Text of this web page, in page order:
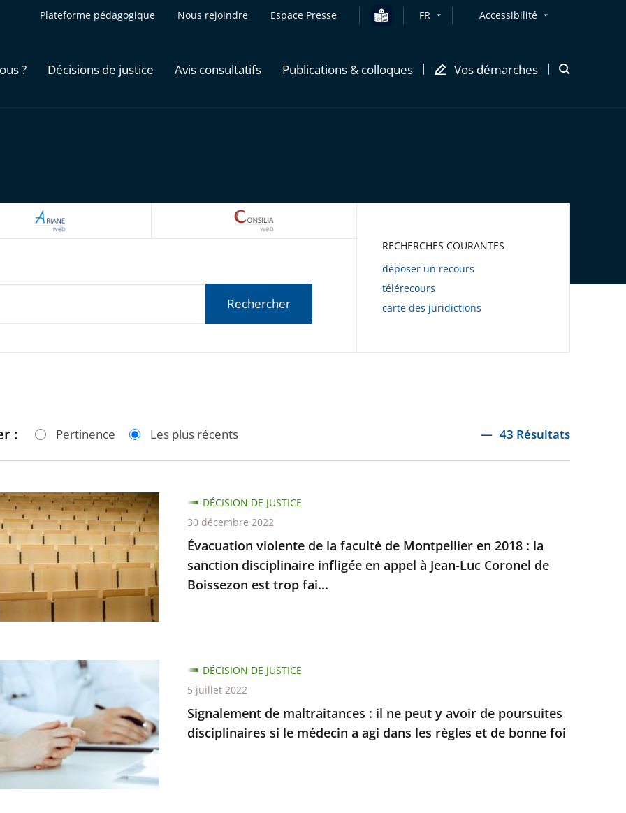
Plateforme pédagogique Nous rejoindre Espace Presse FR Accessibilité
? Décisions de justice Avis consultatifs Publications & colloques Vos démarches
Ouvrir
ARIANEWEB
Rechercher
RECHERCHES COURANTES
déposer un recours
télérecours
carte des juridictions
: Pertinence Les plus récents 43 Résultats
Évacuation violente de la faculté de Montpellier en 2018 : la
sanction disciplinaire infligée en appel à Jean-Luc Coronel de
Boissezon est trop fai...
DÉCISION DE JUSTICE
30 décembre 2022
Signalement de maltraitances : il ne peut y avoir de poursuites
disciplinaires si le médecin a agi dans les règles et de bonne foi
DÉCISION DE JUSTICE
5 juillet 2022